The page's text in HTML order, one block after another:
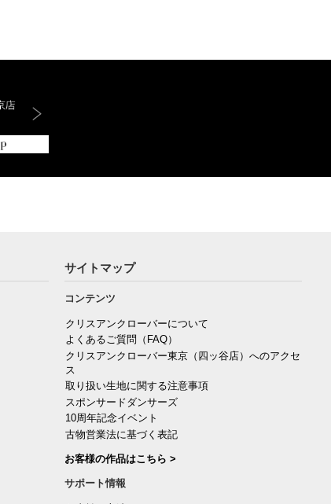
サイトマップ
コンテンツ
クリスアンクローバーについて
よくあるご質問（FAQ）
クリスアンクローバー東京（四ッ谷店）へのアクセ
ス
取り扱い生地に関する注意事項
スポンサードダンサーズ
10周年記念イベント
古物営業法に基づく表記
お客様の作品はこちら >
サポート情報